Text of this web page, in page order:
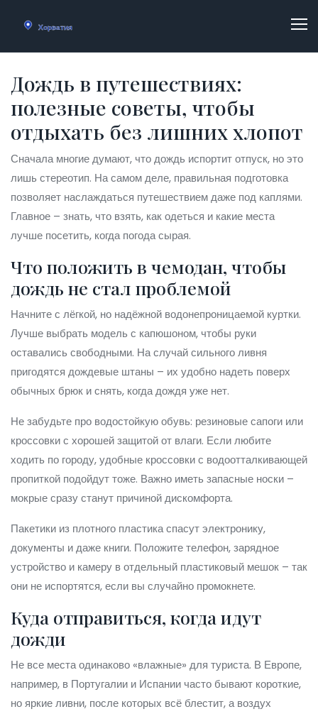
Дождь в путешествиях:
полезные советы, чтобы
отдыхать без лишних хлопот
Сначала многие думают, что дождь испортит отпуск, но это
лишь стереотип. На самом деле, правильная подготовка
позволяет наслаждаться путешествием даже под каплями.
Главное – знать, что взять, как одеться и какие места
лучше посетить, когда погода сырая.
Что положить в чемодан, чтобы
дождь не стал проблемой
Начните с лёгкой, но надёжной водонепроницаемой куртки.
Лучше выбрать модель с капюшоном, чтобы руки
оставались свободными. На случай сильного ливня
пригодятся дождевые штаны – их удобно надеть поверх
обычных брюк и снять, когда дождя уже нет.
Не забудьте про водостойкую обувь: резиновые сапоги или
кроссовки с хорошей защитой от влаги. Если любите
ходить по городу, удобные кроссовки с водоотталкивающей
пропиткой подойдут тоже. Важно иметь запасные носки –
мокрые сразу станут причиной дискомфорта.
Пакетики из плотного пластика спасут электронику,
документы и даже книги. Положите телефон, зарядное
устройство и камеру в отдельный пластиковый мешок – так
они не испортятся, если вы случайно промокнете.
Куда отправиться, когда идут
дожди
Не все места одинаково «влажные» для туриста. В Европе,
например, в Португалии и Испании часто бывают короткие,
но яркие ливни, после которых всё блестит, а воздух